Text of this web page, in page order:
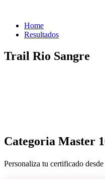
Home
Resultados
Trail Rio Sangre
Categoria Master
Personaliza tu certificado